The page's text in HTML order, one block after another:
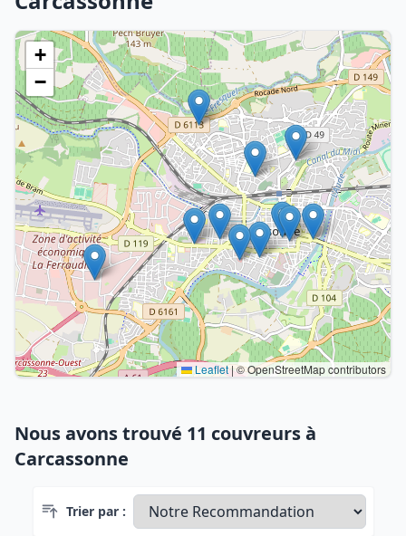
+
−
Leaflet |© OpenStreetMap contributors
Nous avons trouvé 11 couvreurs à
Carcassonne
Trier par :